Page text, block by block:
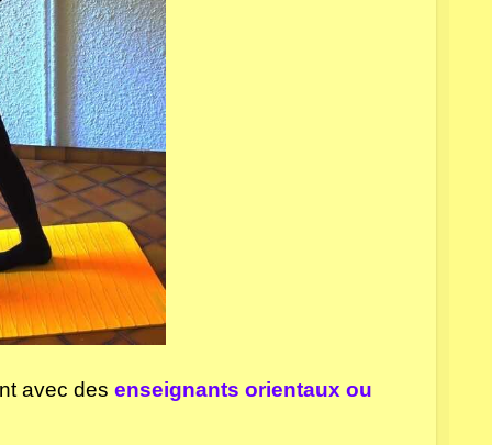
avec des enseignants orientaux ou